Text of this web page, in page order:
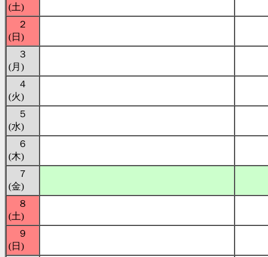
(土)
２
(日)
３
(月)
４
(火)
５
(水)
６
(木)
７
(金)
８
(土)
９
(日)